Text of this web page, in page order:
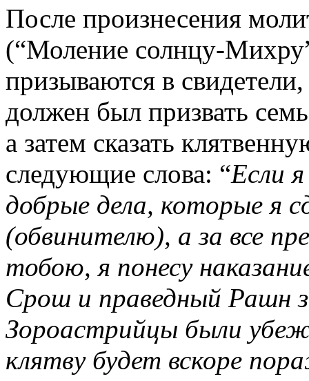
После произнесения
(“Моление солнцу-
призываются в
должен был призвать
а затем сказать
следующие слова: “Если
добрые дела, которые я
(обвинителю), а за все
тобою, я понесу
Срош и праведный Рашн
Зороастрийцы были
клятву будет вскоре